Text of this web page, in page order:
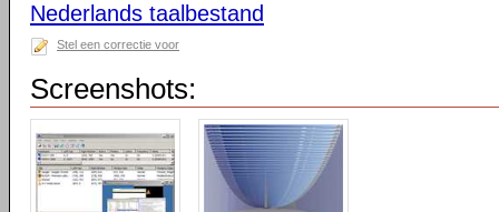
Nederlands taalbestand
Stel een correctie voor
Screenshots: